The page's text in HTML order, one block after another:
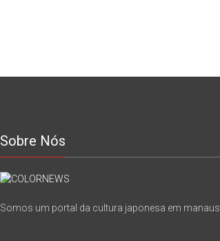
Sobre Nós
Somos um portal da cultura japonesa em manaus.